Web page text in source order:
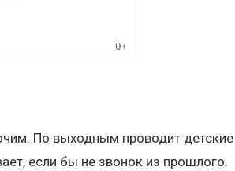
По выходным проводит детские
если бы не звонок из прошлого.